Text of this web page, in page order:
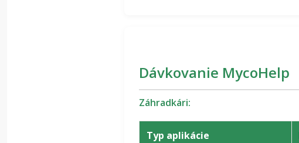
Dávkovanie MycoHelp
Záhradkári:
Typ aplikácie